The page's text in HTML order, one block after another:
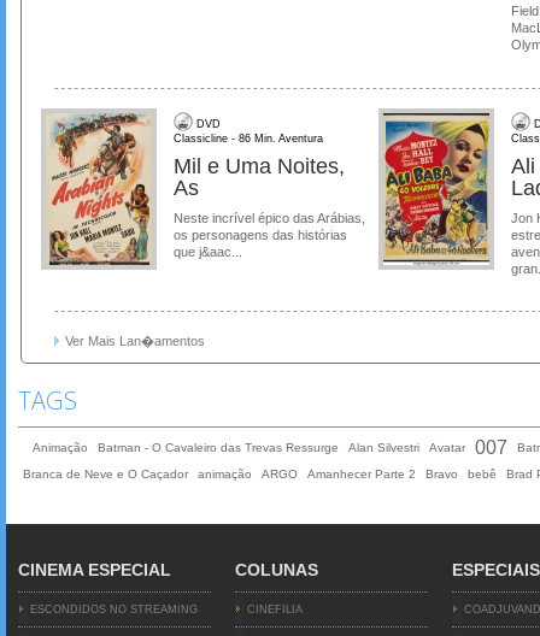
DVD
Classicline - 86 Min. Aventura
Mil e Uma Noites,
As
Neste incrível épico das Arábias,
os personagens das histórias
que j&aac...
Ali
Jon
Ver Mais Lan�amentos
TAGS
Animação Batman - O Cavaleiro das Trevas Ressurge Alan Silvestri Avatar 007
Branca de Neve e O Caçador
animação ARGO Amanhecer Parte 2 Bravo bebê Brad
CINEMA ESPECIAL
ESCONDIDOS NO STREAMING
COLUNAS
CINEFILIA
ESPECIAIS